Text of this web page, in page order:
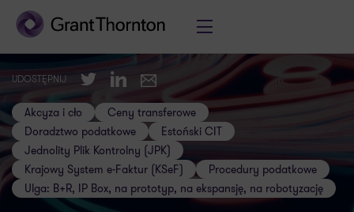
UDOSTĘPNIJ TwitterLinkedIn
E-mail
Akcyza i cło
Ceny transferowe
Doradztwo podatkowe
Estoński CIT
Jednolity Plik Kontrolny (JPK)
Krajowy System e-Faktur (KSeF)
Procedury podatkowe
Ulga: B+R, IP Box, na prototyp, na ekspansję, na robotyzację